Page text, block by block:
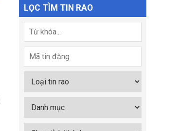
LỌC TÌM TIN RAO